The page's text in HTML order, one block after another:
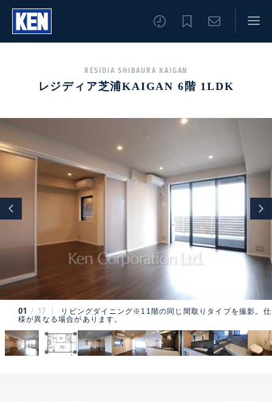
RESIDIA SHIBAURA KAIGAN
レジディア芝浦KAIGAN 6階 1LDK
01 17
リビングダイニング※11階の同じ間取りタイプを撮影。仕
様が異なる場合があります。